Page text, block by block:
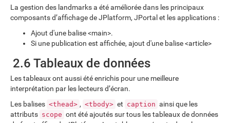
La gestion des landmarks a été améliorée dans les principaux
composants d’affichage de JPlatform, JPortal et les applications :
Ajout d'une balise <main>.
Si une publication est affichée, ajout d'une balise <article>
2.6 Tableaux de données
Les tableaux ont aussi été enrichis pour une meilleure
interprétation par les lecteurs d’écran.
Les balises <thead> , <tbody> et caption ainsi que les
attributs scope ont été ajoutés sur tous les tableaux de données